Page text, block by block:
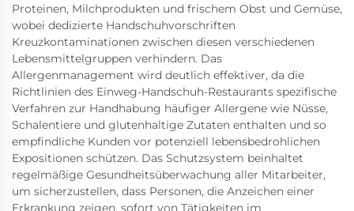
Proteinen, Milchprodukten und frischem Obst und Gemüse,
wobei dedizierte Handschuhvorschriften
Kreuzkontaminationen zwischen diesen verschiedenen
Lebensmittelgruppen verhindern. Das
Allergenmanagement wird deutlich effektiver, da die
Richtlinien des Einweg-Handschuh-Restaurants spezifische
Verfahren zur Handhabung häufiger Allergene wie Nüsse,
Schalentiere und glutenhaltige Zutaten enthalten und so
empfindliche Kunden vor potenziell lebensbedrohlichen
Expositionen schützen. Das Schutzsystem beinhaltet
regelmäßige Gesundheitsüberwachung aller Mitarbeiter,
um sicherzustellen, dass Personen, die Anzeichen einer
Erkrankung zeigen, sofort von Tätigkeiten im